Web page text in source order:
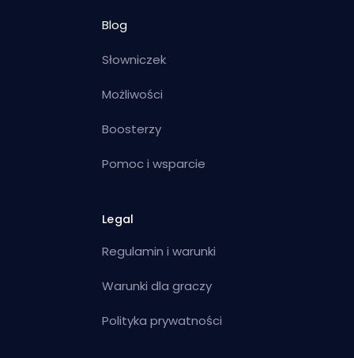
Blog
Słowniczek
Możliwości
Boosterzy
Pomoc i wsparcie
Legal
Regulamin i warunki
Warunki dla graczy
Polityka prywatności